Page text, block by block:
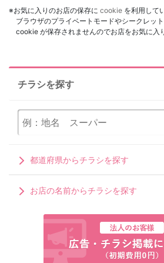
※お気に入りのお店の保存に cookie を利用して
ブラウザのプライベートモードやシークレッ
cookie が保存されませんのでお店をお気に入
チラシを探す
都道府県からチラシを探す
お店の名前からチラシを探す